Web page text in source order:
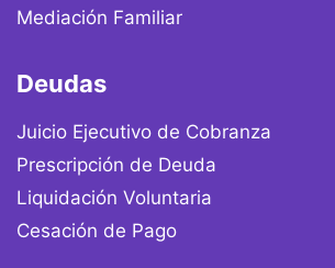
Mediación Familiar
Deudas
Juicio Ejecutivo de Cobranza
Prescripción de Deuda
Liquidación Voluntaria
Cesación de Pago